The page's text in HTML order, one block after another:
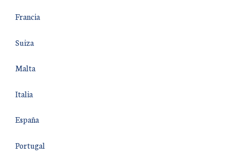
Francia
Suiza
Malta
Italia
España
Portugal